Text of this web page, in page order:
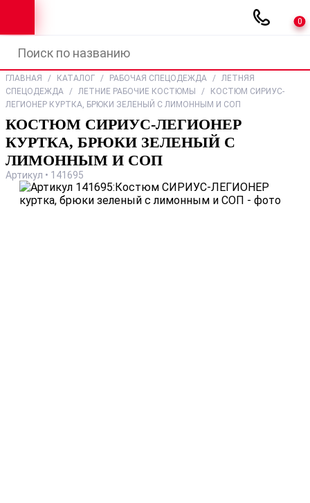
0
ГЛАВНАЯ / КАТАЛОГ / РАБОЧАЯ СПЕЦОДЕЖДА / ЛЕТНЯЯ
СПЕЦОДЕЖДА / ЛЕТНИЕ РАБОЧИЕ КОСТЮМЫ /
КОСТЮМ СИРИУС-
ЛЕГИОНЕР КУРТКА, БРЮКИ ЗЕЛЕНЫЙ С ЛИМОННЫМ И СОП
КОСТЮМ СИРИУС-ЛЕГИОНЕР
КУРТКА, БРЮКИ ЗЕЛЕНЫЙ С
ЛИМОННЫМ И СОП
Артикул • 141695